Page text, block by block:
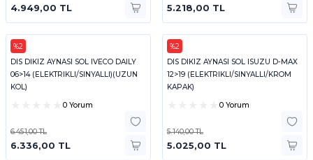
4.949,00 TL 5.218,00 TL
%2
ART
DIS DIKIZ AYNASI SOL IVECO DAILY
06>14 (ELEKTRIKLI/SINYALLI)(UZUN
KOL)
0 Yorum
6.451,00 TL
6.336,00 TL
%2
ART
DIS DIKIZ AYNASI SOL ISUZU D-MAX
12>19 (ELEKTRIKLI/SINYALLI/KROM
KAPAK)
0 Yorum
5.140,00 TL
5.025,00 TL